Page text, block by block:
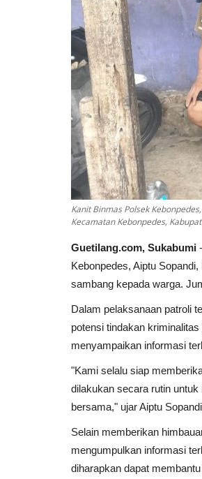
Kanit Binmas Polsek
Kecamatan Kebonpedes,
Guetilang.com, Sukabumi
Kebonpedes, Aiptu
sambang kepada warga.
Dalam pelaksanaan patroli
potensi tindakan
menyampaikan informasi
"Kami selalu siap
dilakukan secara rutin
bersama," ujar Aiptu Sopandi
Selain memberikan
mengumpulkan informasi
diharapkan dapat